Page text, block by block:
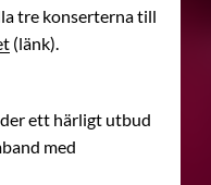
tre konserterna till
(länk).
ett härligt utbud
med